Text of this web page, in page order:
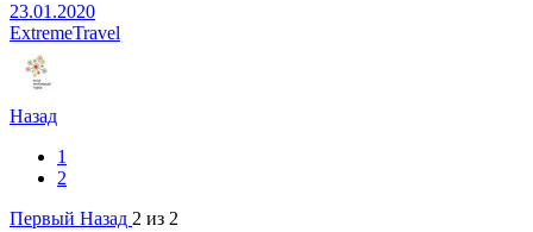
23.01.2020
ExtremeTravel
Назад
1
2
Первый Назад 2 из 2